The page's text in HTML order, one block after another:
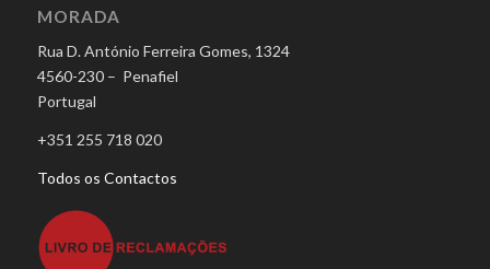
MORADA
Rua D. António Ferreira Gomes, 1324
4560-230 – Penafiel
Portugal
+351 255 718 020
Todos os Contactos